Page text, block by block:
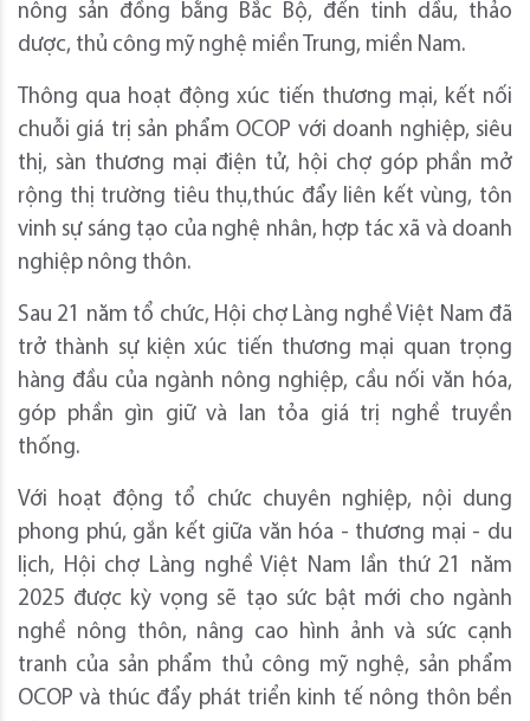
nông sản đồng bằng Bắc Bộ, đến tinh dầu, thảo
dược, thủ công mỹ nghệ miền Trung, miền Nam.
Thông qua hoạt động xúc tiến thương mại, kết nối
chuỗi giá trị sản phẩm OCOP với doanh nghiệp, siêu
thị, sàn thương mại điện tử, hội chợ góp phần mở
rộng thị trường tiêu thụ,thúc đẩy liên kết vùng, tôn
vinh sự sáng tạo của nghệ nhân, hợp tác xã và doanh
nghiệp nông thôn.
Sau 21 năm tổ chức, Hội chợ Làng nghề Việt Nam đã
trở thành sự kiện xúc tiến thương mại quan trọng
hàng đầu của ngành nông nghiệp, cầu nối văn hóa,
góp phần gìn giữ và lan tỏa giá trị nghề truyền
thống.
Với hoạt động tổ chức chuyên nghiệp, nội dung
phong phú, gắn kết giữa văn hóa - thương mại - du
lịch, Hội chợ Làng nghề Việt Nam lần thứ 21 năm
2025 được kỳ vọng sẽ tạo sức bật mới cho ngành
nghề nông thôn, nâng cao hình ảnh và sức cạnh
tranh của sản phẩm thủ công mỹ nghệ, sản phẩm
OCOP và thúc đẩy phát triển kinh tế nông thôn bền